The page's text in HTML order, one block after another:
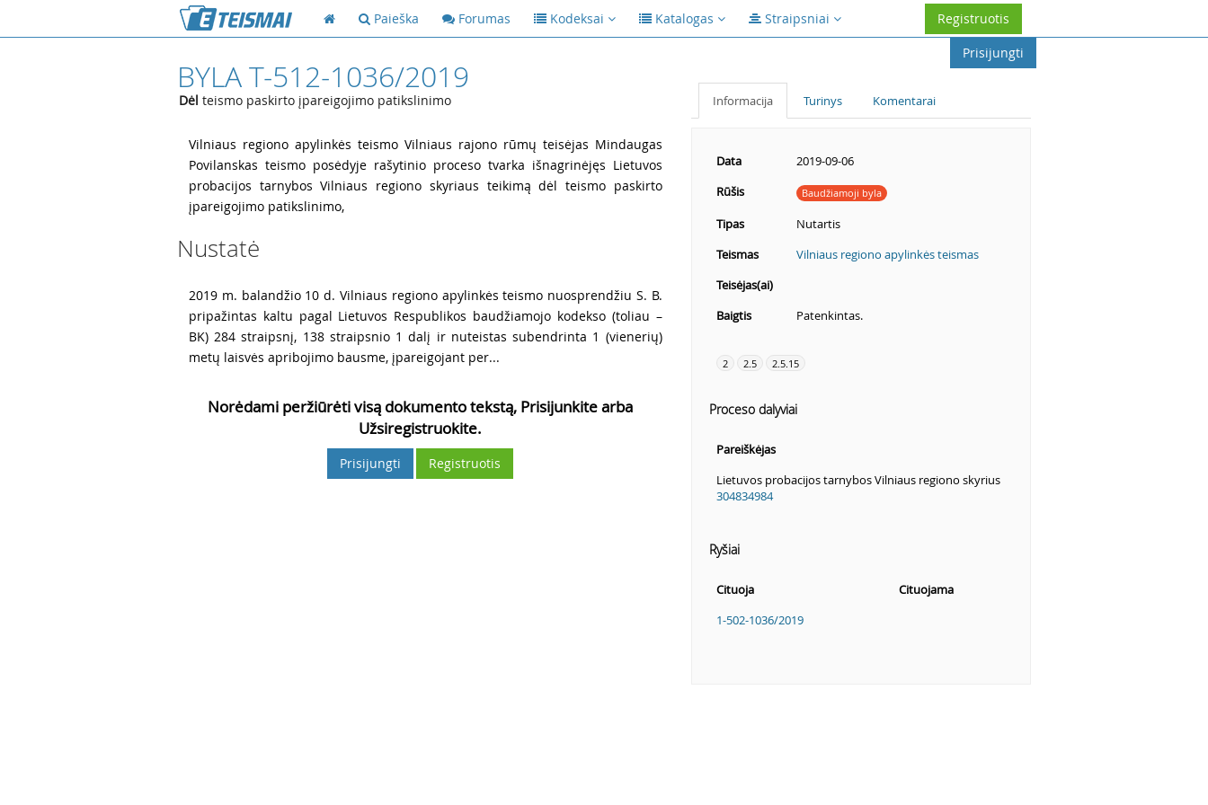
Paieška Forumas Kodeksai Katalogas Straipsniai
Registruotis
Prisijungti
BYLA T-512-1036/2019
Dėl teismo paskirto įpareigojimo patikslinimo
Vilniaus regiono apylinkės teismo Vilniaus rajono rūmų teisėjas Mindaugas
Povilanskas teismo posėdyje rašytinio proceso tvarka išnagrinėjęs Lietuvos
probacijos tarnybos Vilniaus regiono skyriaus teikimą dėl teismo paskirto
įpareigojimo patikslinimo,
Nustatė
2019 m. balandžio 10 d. Vilniaus regiono apylinkės teismo nuosprendžiu S. B.
pripažintas kaltu pagal Lietuvos Respublikos baudžiamojo kodekso (toliau –
BK) 284 straipsnį, 138 straipsnio 1 dalį ir nuteistas subendrinta 1 (vienerių)
metų laisvės apribojimo bausme, įpareigojant per...
Norėdami peržiūrėti visą dokumento tekstą, Prisijunkite arba
Užsiregistruokite.
Prisijungti Registruotis
Informacija Turinys Komentarai
Data
2019-09-06
Rūšis
Baudžiamoji byla
Tipas
Nutartis
Teismas
Vilniaus regiono apylinkės teismas
Teisėjas(ai)
Baigtis
Patenkintas.
2 2.5 2.5.15
Proceso dalyviai
Pareiškėjas
Lietuvos probacijos tarnybos Vilniaus regiono skyrius
304834984
Ryšiai
Cituoja
Cituojama
1-502-1036/2019